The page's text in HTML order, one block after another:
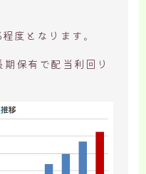
度となります。
保有で配当利回り